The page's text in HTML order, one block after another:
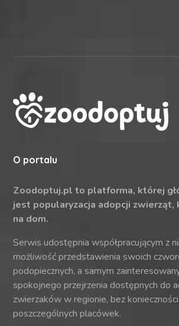
O portalu
Zoodoptuj.pl to platforma, której
jest popularyzacja adopcji zwierząt,
na dom.
Serwis udostępnia współpracującym z
możliwość przedstawienia swoich
podopiecznych, a samym
spokojnego przejrzenia dostępnych do
zwierzaków w regionie, bez
poszczególnych placówek.